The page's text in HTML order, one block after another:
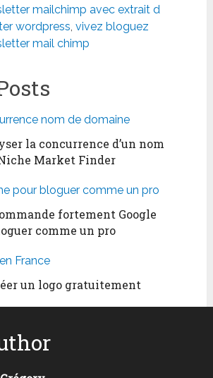
mailchimp avec extrait d
wordpress,vivez bloguez
mail chimp
la concurrence d’un nom
Market Finder
fortement Google
comme un pro
un logo gratuitement